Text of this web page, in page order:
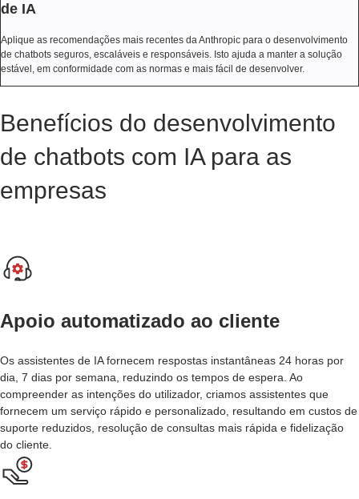
de IA
Aplique as recomendações mais recentes da Anthropic para o desenvolvimento
de chatbots seguros, escaláveis e responsáveis. Isto ajuda a manter a solução
estável, em conformidade com as normas e mais fácil de desenvolver.
Benefícios do desenvolvimento
de chatbots com IA para as
empresas
Apoio automatizado ao cliente
Os assistentes de IA fornecem respostas instantâneas 24 horas por
dia, 7 dias por semana, reduzindo os tempos de espera. Ao
compreender as intenções do utilizador, criamos assistentes que
fornecem um serviço rápido e personalizado, resultando em custos de
suporte reduzidos, resolução de consultas mais rápida e fidelização
do cliente.